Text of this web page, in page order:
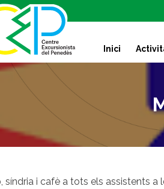
Inici
síndria i cafè a tots els assistents a